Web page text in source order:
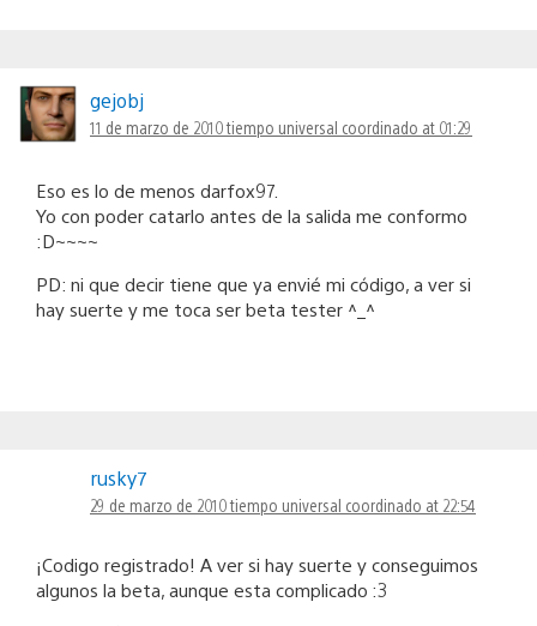
gejobj
11 de marzo de 2010 tiempo universal coordinado at 01:29
Eso es lo de menos darfox97.
Yo con poder catarlo antes de la salida me conformo
:D~~~~
PD: ni que decir tiene que ya envié mi código, a ver si
hay suerte y me toca ser beta tester ^_^
rusky7
29 de marzo de 2010 tiempo universal coordinado at 22:54
¡Codigo registrado! A ver si hay suerte y conseguimos
algunos la beta, aunque esta complicado :3